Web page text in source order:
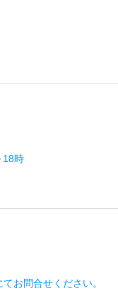
18時
お問合せください。